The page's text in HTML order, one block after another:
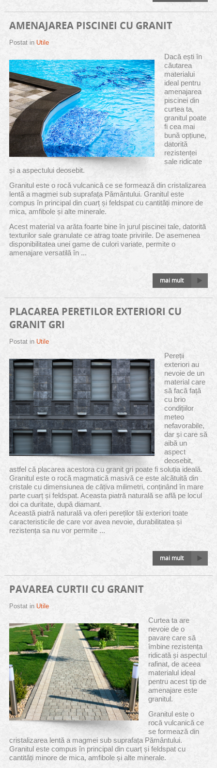
AMENAJAREA PISCINEI CU GRANIT
Postat in Utile
Dacă ești în
căutarea
materialui
ideal pentru
amenajarea
piscinei din
curtea ta,
granitul poate
fi cea mai
bună opțiune,
datorită
rezistenței
sale ridicate
și a aspectului deosebit.
Granitul este o rocă vulcanică ce se formează din cristalizarea
lentă a magmei sub suprafața Pământului. Granitul este
compus în principal din cuarț și feldspat cu cantități minore de
mica, amfibole și alte minerale.
Acest material va arăta foarte bine în jurul piscinei tale, datorită
texturilor sale granulate ce atrag toate privirile. De asemenea
disponibilitatea unei game de culori variate, permite o
amenajare versatilă în ...
mai mult
PLACAREA PERETILOR EXTERIORI CU
GRANIT GRI
Postat in Utile
Pereții
exteriori au
nevoie de un
material care
să facă față
cu brio
condițiilor
meteo
nefavorabile,
dar și care să
aibă un
aspect
deosebit,
astfel că placarea acestora cu granit gri poate fi soluția ideală.
Granitul este o rocă magmatică masivă ce este alcătuită din
cristale cu dimensiunea de câțiva milimetri, conținând în mare
parte cuarț și feldspat. Aceasta piatră naturală se află pe locul
doi ca duritate, după diamant.
Această piatră naturală va oferi pereților tăi exteriori toate
caracteristicile de care vor avea nevoie, durabilitatea și
rezistența sa nu vor permite ...
mai mult
PAVAREA CURTII CU GRANIT
Postat in Utile
Curtea ta are
nevoie de o
pavare care să
îmbine rezistența
ridicată și aspectul
rafinat, de aceea
materialul ideal
pentru acest tip de
amenajare este
granitul.
Granitul este o
rocă vulcanică ce
se formează din
cristalizarea lentă a magmei sub suprafața Pământului.
Granitul este compus în principal din cuarț și feldspat cu
cantități minore de mica, amfibole și alte minerale.